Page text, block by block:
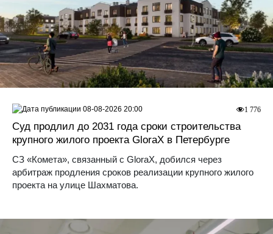
Суд продлил до 2031 года сроки строительства
крупного жилого проекта GloraX в Петербурге
СЗ «Комета», связанный с GloraX, добился через
арбитраж продления сроков реализации крупного жилого
проекта на улице Шахматова.
1 776
08-08-2026 20:00